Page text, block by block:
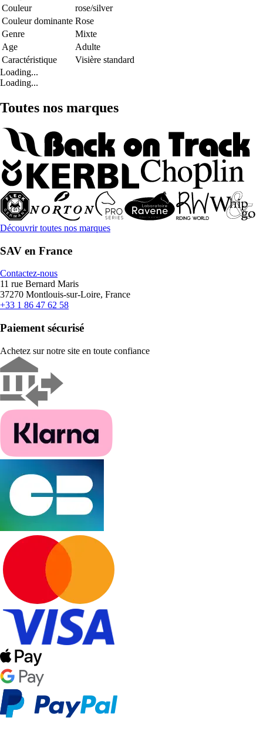
Couleur
rose/silver
Couleur dominante Rose
Genre
Mixte
Age
Adulte
Caractéristique
Visière standard
Loading...
Loading...
Toutes nos marques
Découvrir toutes nos marques
SAV en France
Contactez-nous
11 rue Bernard Maris
37270 Montlouis-sur-Loire, France
+33 1 86 47 62 58
Paiement sécurisé
Achetez sur notre site en toute confiance